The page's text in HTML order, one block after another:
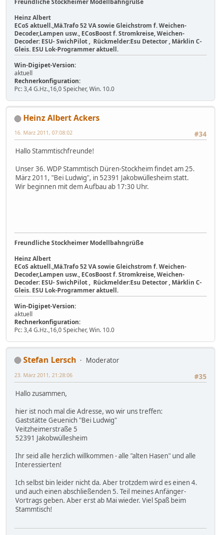
Freundliche Stockheimer Modellbahngrüße
Heinz Albert
ECoS aktuell.,Mä.Trafo 52 VA sowie Gleichstrom f. Weichen-
Decoder,Lampen usw., ECosBoost f. Stromkreise, Weichen-
Decoder: ESU- SwichPilot , Rückmelder:Esu Detector , Märklin C-
Gleis. ESU Lok-Programmer aktuell.
Win-Digipet-Version:
aktuell
Rechnerkonfiguration:
Pc: 3,4 G.Hz.,16,0 Speicher, Win. 10.0
Heinz Albert Ackers
#34
16. März 2011, 07:08:02
Hallo Stammtischfreunde!
Unser 36. WDP Stammtisch Düren-Stockheim findet am 25.
März 2011, "Bei Ludwig", in 52391 Jakobwüllesheim statt.
Wir beginnen mit dem Aufbau ab 17:30 Uhr.
Freundliche Stockheimer Modellbahngrüße
Heinz Albert
ECoS aktuell.,Mä.Trafo 52 VA sowie Gleichstrom f. Weichen-
Decoder,Lampen usw., ECosBoost f. Stromkreise, Weichen-
Decoder: ESU- SwichPilot , Rückmelder:Esu Detector , Märklin C-
Gleis. ESU Lok-Programmer aktuell.
Win-Digipet-Version:
aktuell
Rechnerkonfiguration:
Pc: 3,4 G.Hz.,16,0 Speicher, Win. 10.0
Stefan Lersch
Moderator
#35
23. März 2011, 21:28:06
Hallo zusammen,
hier ist noch mal die Adresse, wo wir uns treffen:
Gaststätte Geuenich "Bei Ludwig"
Veitzheimerstraße 5
52391 Jakobwüllesheim
Ihr seid alle herzlich willkommen - alle "alten Hasen" und alle
Interessierten!
Ich selbst bin leider nicht da. Aber trotzdem wird es einen 4.
und auch einen abschließenden 5. Teil meines Anfänger-
Vortrags geben. Aber erst ab Mai wieder. Viel Spaß beim
Stammtisch!